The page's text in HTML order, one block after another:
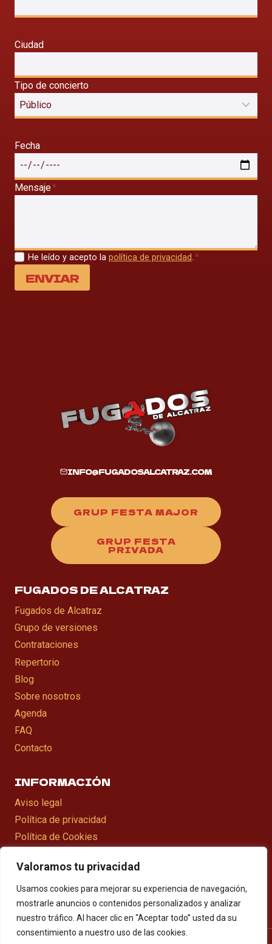
Valoramos tu privacidad
Usamos cookies para mejorar su experiencia de navegación,
mostrarle anuncios o contenidos personalizados y analizar
nuestro tráfico. Al hacer clic en “Aceptar todo” usted da su
consentimiento a nuestro uso de las cookies.
Ciudad
Tipo de concierto
Fecha
Mensaje*
He leído y acepto la política de privacidad.*
ENVIAR
INFO@FUGADOSALCATRAZ.COM
GRUP FESTA MAJOR
GRUP FESTA
PRIVADA
FUGADOS DE ALCATRAZ
Fugados de Alcatraz
Grupo de versiones
Contrataciones
Repertorio
Blog
Sobre nosotros
Agenda
FAQ
Contacto
INFORMACIÓN
Aviso legal
Política de privacidad
Política de Cookies
Mapa web